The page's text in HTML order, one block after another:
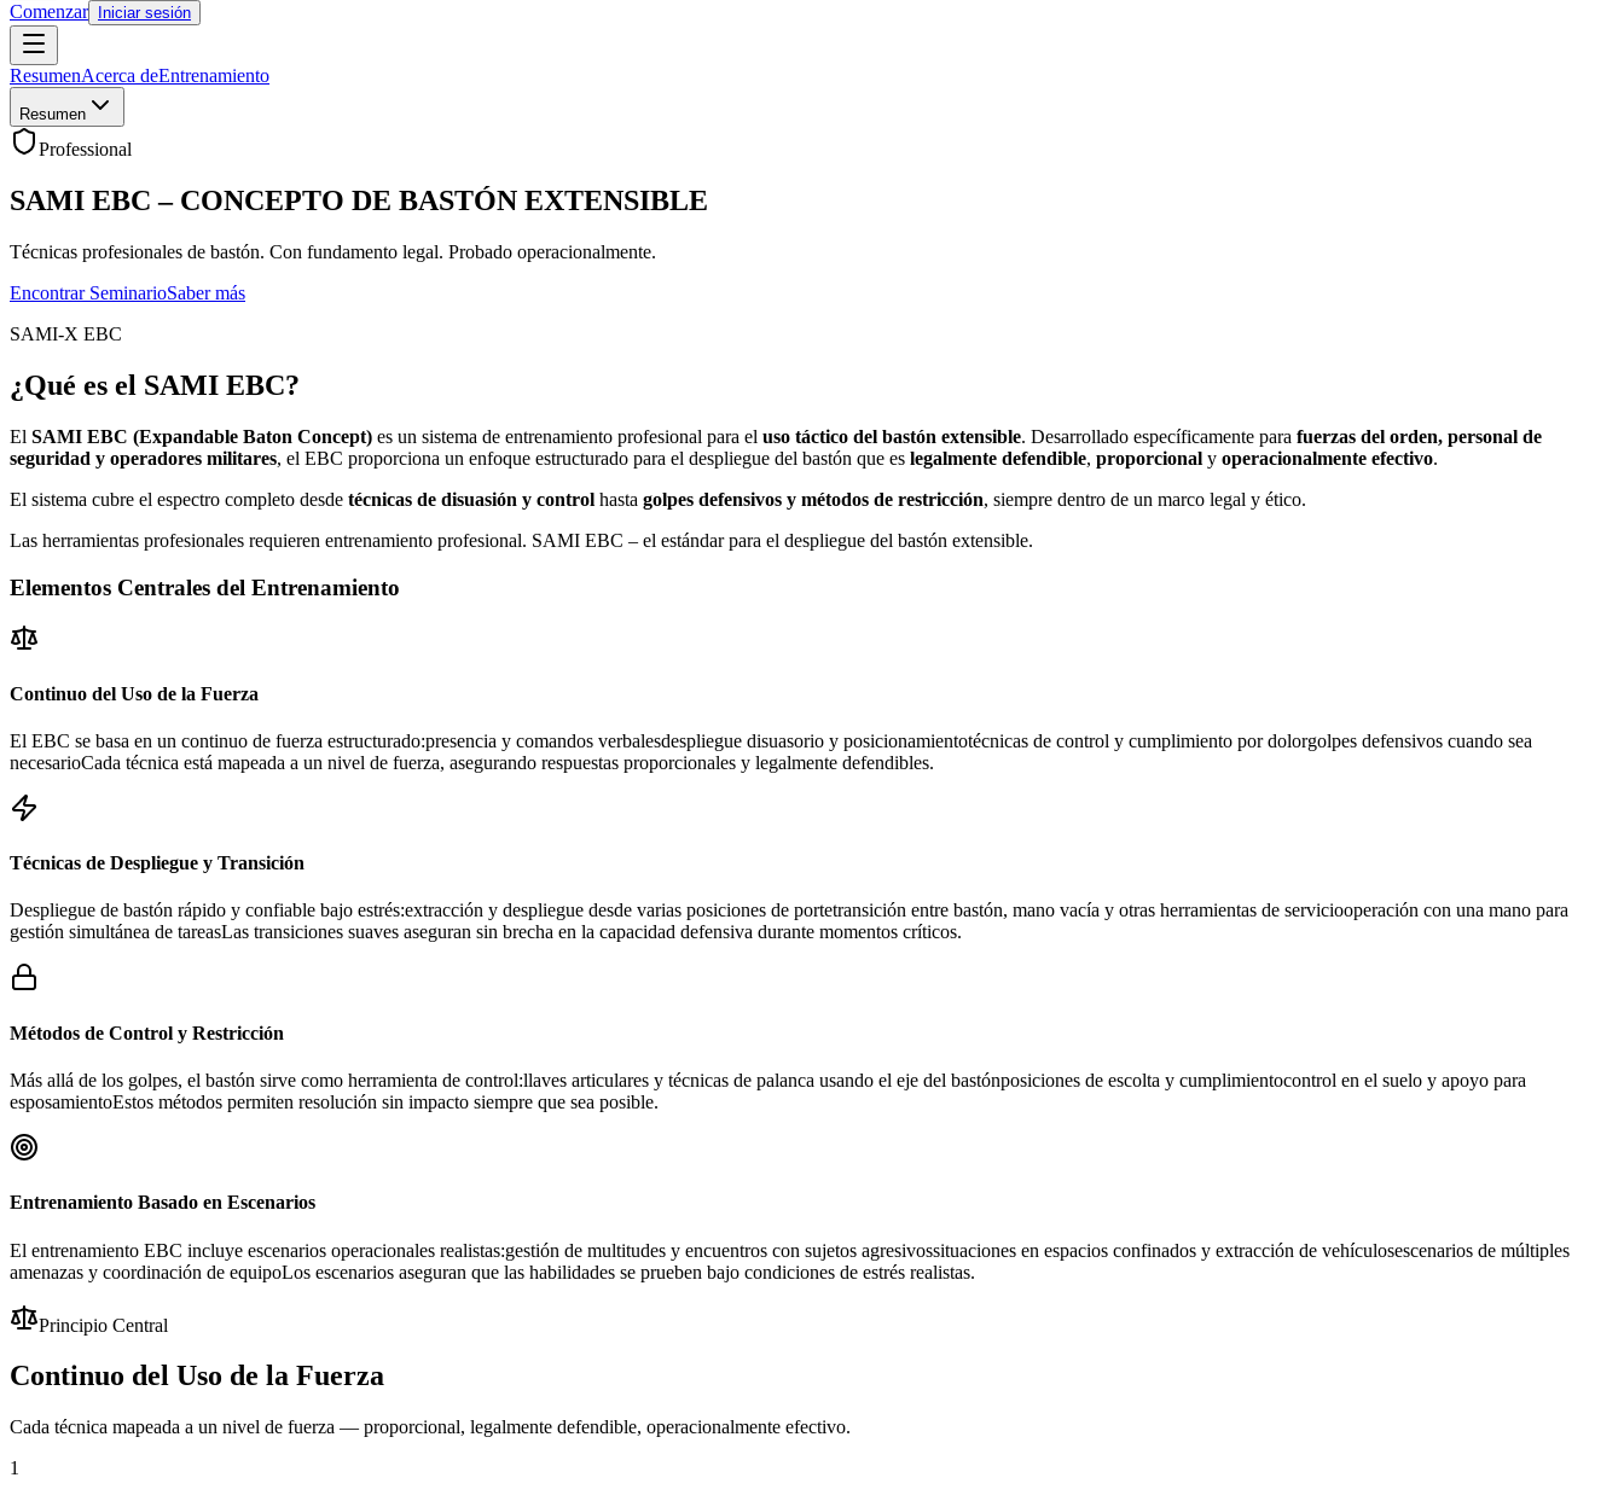
Comenzar Iniciar sesión
ResumenAcerca deEntrenamiento
Resumen
Professional
SAMI EBC – CONCEPTO DE BASTÓN EXTENSIBLE
Técnicas profesionales de bastón. Con fundamento legal. Probado operacionalmente.
Encontrar SeminarioSaber más
SAMI-X EBC
¿Qué es el SAMI EBC?
El SAMI EBC (Expandable Baton Concept) es un sistema de entrenamiento profesional para el uso táctico del bastón extensible. Desarrollado específicamente para fuerzas del orden, personal de
seguridad y operadores militares, el EBC proporciona un enfoque estructurado para el despliegue del bastón que es legalmente defendible, proporcional y operacionalmente efectivo.
El sistema cubre el espectro completo desde técnicas de disuasión y control hasta golpes defensivos y métodos de restricción, siempre dentro de un marco legal y ético.
Las herramientas profesionales requieren entrenamiento profesional. SAMI EBC – el estándar para el despliegue del bastón extensible.
Elementos Centrales del Entrenamiento
Continuo del Uso de la Fuerza
El EBC se basa en un continuo de fuerza estructurado:presencia y comandos verbalesdespliegue disuasorio y posicionamientotécnicas de control y cumplimiento por dolorgolpes defensivos cuando sea
necesarioCada técnica está mapeada a un nivel de fuerza, asegurando respuestas proporcionales y legalmente defendibles.
Técnicas de Despliegue y Transición
Despliegue de bastón rápido y confiable bajo estrés:extracción y despliegue desde varias posiciones de portetransición entre bastón, mano vacía y otras herramientas de serviciooperación con una mano para
gestión simultánea de tareasLas transiciones suaves aseguran sin brecha en la capacidad defensiva durante momentos críticos.
Métodos de Control y Restricción
Más allá de los golpes, el bastón sirve como herramienta de control:llaves articulares y técnicas de palanca usando el eje del bastónposiciones de escolta y cumplimientocontrol en el suelo y apoyo para
esposamientoEstos métodos permiten resolución sin impacto siempre que sea posible.
Entrenamiento Basado en Escenarios
El entrenamiento EBC incluye escenarios operacionales realistas:gestión de multitudes y encuentros con sujetos agresivossituaciones en espacios confinados y extracción de vehículosescenarios de múltiples
amenazas y coordinación de equipoLos escenarios aseguran que las habilidades se prueben bajo condiciones de estrés realistas.
Principio Central
Continuo del Uso de la Fuerza
Cada técnica mapeada a un nivel de fuerza — proporcional, legalmente defendible, operacionalmente efectivo.
1